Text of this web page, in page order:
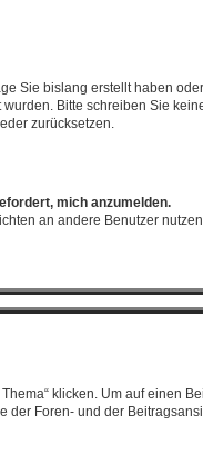
Sie bislang erstellt haben
Bitte schreiben Sie
zurücksetzen.
mich anzumelden.
an andere Benutzer
klicken. Um auf einen
Foren- und der